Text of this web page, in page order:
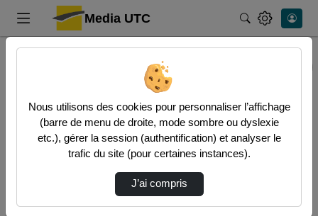
Media UTC Rechercher
AM01 SADOUQ BUTEUX ‐ Réalisée avec Clipchamp…
Lire
Nous utilisons des cookies pour personnaliser l’affichage
(barre de menu de droite, mode sombre ou dyslexie
etc.), gérer la session (authentification) et analyser le
trafic du site (pour certaines instances).
J’ai compris